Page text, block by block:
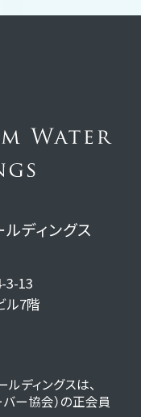
ディングス
3-13
ル7階
ディングスは、
ー協会）の正会員